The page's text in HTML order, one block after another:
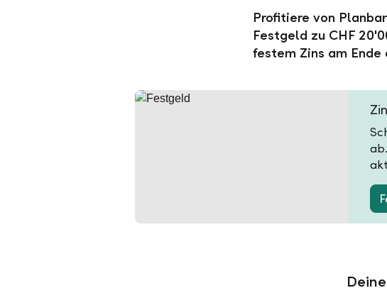
Profitiere von
Festgeld zu CHF
festem Zins am